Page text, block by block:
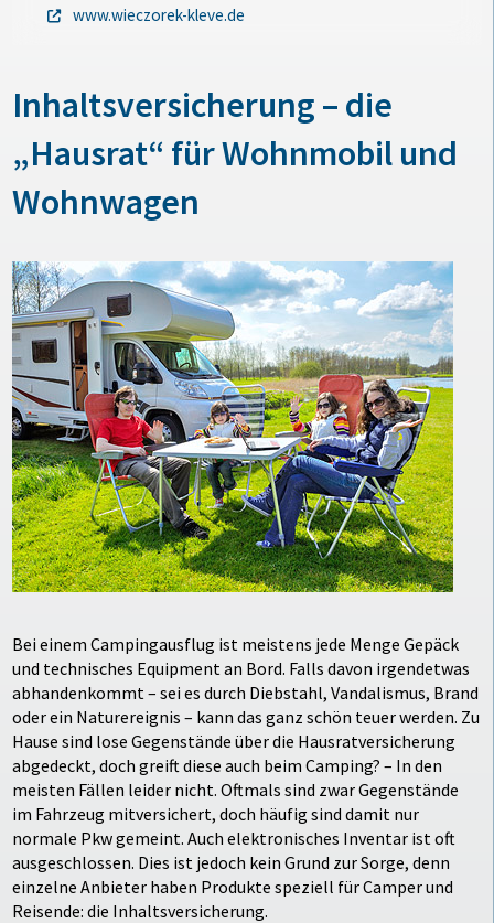
www.wieczorek-kleve.de
Inhaltsversicherung – die
„Hausrat“ für Wohnmobil und
Wohnwagen
Bei einem Campingausflug ist meistens jede Menge Gepäck
und technisches Equipment an Bord. Falls davon irgendetwas
abhandenkommt – sei es durch Diebstahl, Vandalismus, Brand
oder ein Naturereignis – kann das ganz schön teuer werden. Zu
Hause sind lose Gegenstände über die Hausratversicherung
abgedeckt, doch greift diese auch beim Camping? – In den
meisten Fällen leider nicht. Oftmals sind zwar Gegenstände
im Fahrzeug mitversichert, doch häufig sind damit nur
normale Pkw gemeint. Auch elektronisches Inventar ist oft
ausgeschlossen. Dies ist jedoch kein Grund zur Sorge, denn
einzelne Anbieter haben Produkte speziell für Camper und
Reisende: die Inhaltsversicherung.